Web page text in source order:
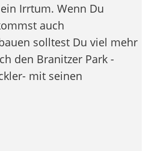
Irrtum. Wenn Du
auch
solltest Du viel mehr
den Branitzer Park -
mit seinen